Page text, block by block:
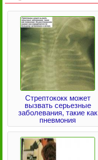
Стрептококк может
вызвать серьезные
заболевания, такие как
пневмония